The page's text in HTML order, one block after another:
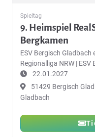
Spieltag
9. Heimspiel
Bergkamen
ESV Bergisch Gladbach
Regionalliga NRW |
22.01.2027
51429 Bergisch
Gladbach